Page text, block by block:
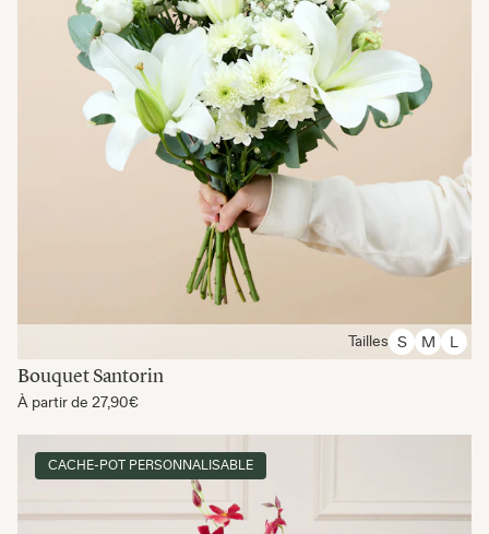
Tailles S M
Bouquet Santorin
À partir de 27,90€
CACHE-POT PERSONNALISABLE